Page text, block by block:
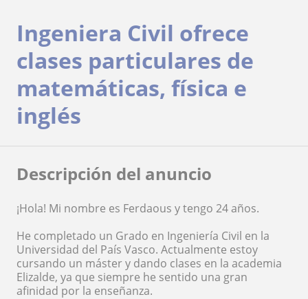
Ingeniera Civil ofrece
clases particulares de
matemáticas, física e
inglés
Descripción del anuncio
¡Hola! Mi nombre es Ferdaous y tengo 24 años.
He completado un Grado en Ingeniería Civil en la
Universidad del País Vasco. Actualmente estoy
cursando un máster y dando clases en la academia
Elizalde, ya que siempre he sentido una gran
afinidad por la enseñanza.